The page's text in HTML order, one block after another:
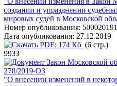
создании и упразднении
мировых судей в Московской
Номер опубликования:
Дата опубликования: 27.12.2019
PDF: 174 Кб (6 стр.)
9933
Закон Московской
278/2019-ОЗ
"О внесении изменений в